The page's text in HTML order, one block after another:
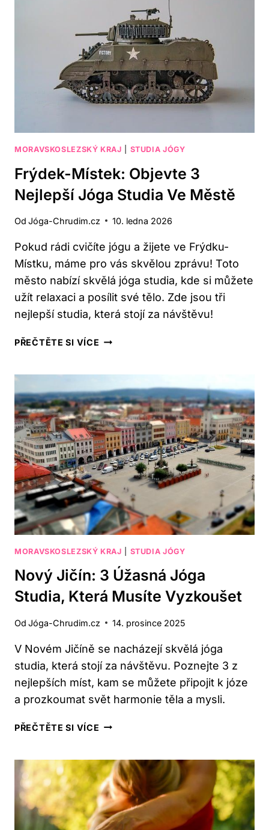
DOKONALÝ
RELAX
A
POHODU
MORAVSKOSLEZSKÝ KRAJ STUDIA JÓGY
Frýdek-Místek: Objevte 3
Nejlepší Jóga Studia Ve Městě
Od Jóga-Chrudim.cz 10. ledna 2026
Pokud rádi cvičíte jógu a žijete ve Frýdku-
Místku, máme pro vás skvělou zprávu! Toto
město nabízí skvělá jóga studia, kde si můžete
užít relaxaci a posílit své tělo. Zde jsou tři
nejlepší studia, která stojí za návštěvu!
PŘEČTĚTE SI VÍCE FRÝDEK-
NEJLEPŠÍ
JÓGA
STUDIA
VE
MĚSTĚ
MORAVSKOSLEZSKÝ KRAJ STUDIA JÓGY
Nový Jičín: 3 Úžasná Jóga
Studia, Která Musíte Vyzkoušet
Od Jóga-Chrudim.cz 14. prosince 2025
V Novém Jičíně se nacházejí skvělá jóga
studia, která stojí za návštěvu. Poznejte 3 z
nejlepších míst, kam se můžete připojit k józe
a prozkoumat svět harmonie těla a mysli.
PŘEČTĚTE SI VÍCE NOVÝ
ÚŽASNÁ
JÓGA
STUDIA,
KTERÁ
MUSÍTE